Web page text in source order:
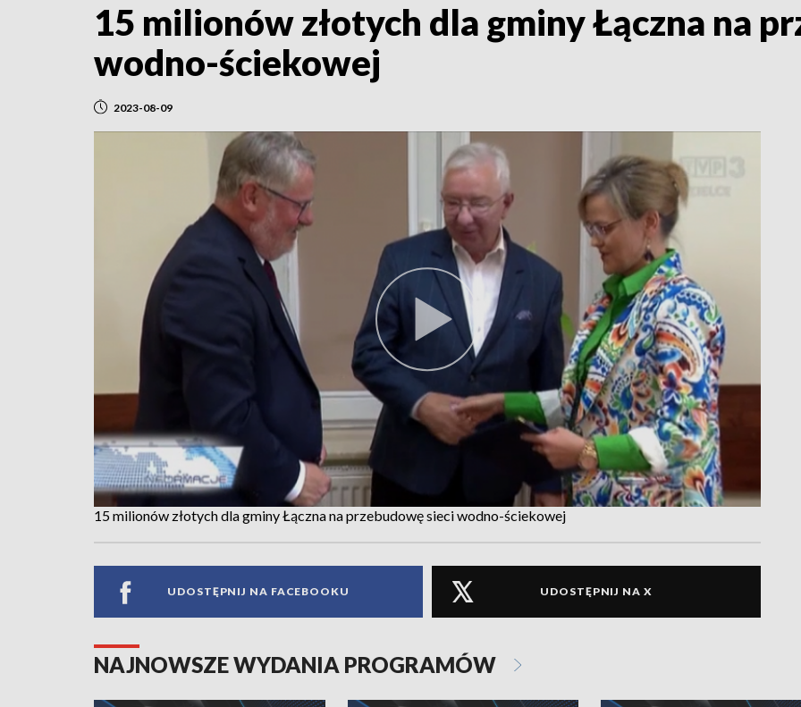
15 milionów złotych dla gminy Łączna na
wodno-ściekowej
2023-08-09
15 milionów złotych dla gminy Łączna na przebudowę sieci wodno-ściekowej
UDOSTĘPNIJ NA FACEBOOKU UDOSTĘPNIJ NA X
NAJNOWSZE WYDANIA PROGRAMÓW